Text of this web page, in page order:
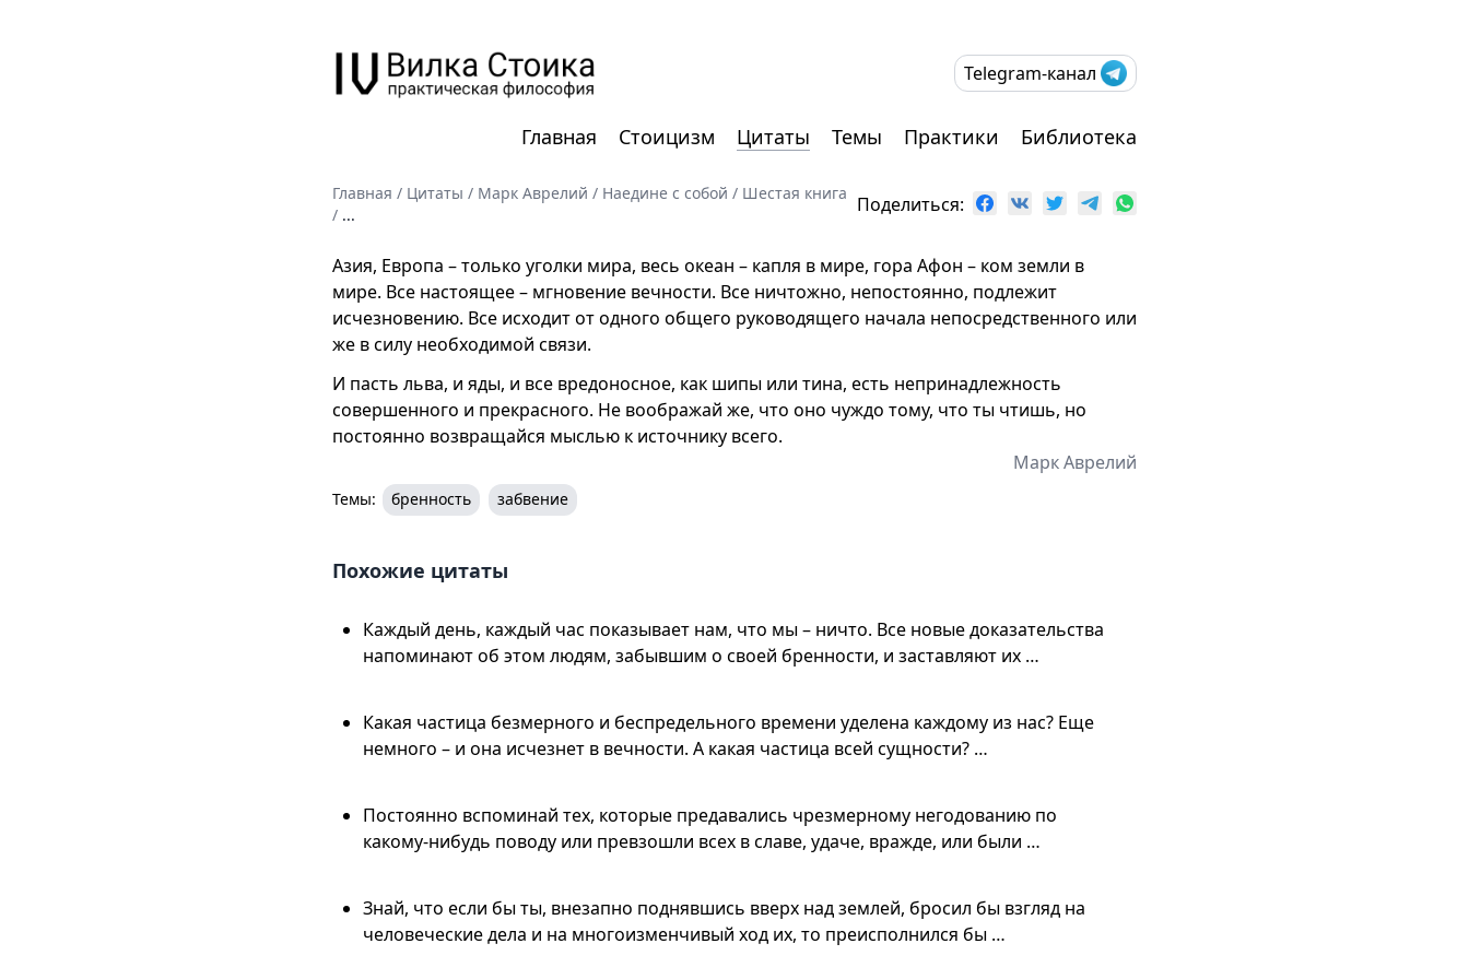
Telegram-канал
Главная Стоицизм Цитаты Темы Практики Библиотека
Главная / Цитаты / Марк Аврелий / Наедине с собой / Шестая книга
/ ... Поделиться:
Азия, Европа – только уголки мира, весь океан – капля в мире, гора Афон – ком земли в
мире. Все настоящее – мгновение вечности. Все ничтожно, непостоянно, подлежит
исчезновению. Все исходит от одного общего руководящего начала непосредственного или
же в силу необходимой связи.
И пасть льва, и яды, и все вредоносное, как шипы или тина, есть непринадлежность
совершенного и прекрасного. Не воображай же, что оно чуждо тому, что ты чтишь, но
постоянно возвращайся мыслью к источнику всего.
Марк Аврелий
Темы: бренность забвение
Похожие цитаты
Каждый день, каждый час показывает нам, что мы – ничто. Все новые доказательства
напоминают об этом людям, забывшим о своей бренности, и заставляют их …
Какая частица безмерного и беспредельного времени уделена каждому из нас? Еще
немного – и она исчезнет в вечности. А какая частица всей сущности? …
Постоянно вспоминай тех, которые предавались чрезмерному негодованию по
какому-нибудь поводу или превзошли всех в славе, удаче, вражде, или были …
Знай, что если бы ты, внезапно поднявшись вверх над землей, бросил бы взгляд на
человеческие дела и на многоизменчивый ход их, то преисполнился бы …